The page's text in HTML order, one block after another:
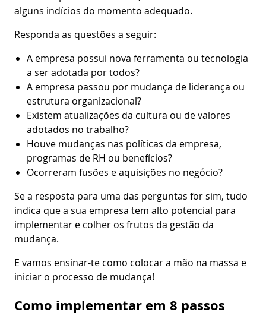
alguns indícios do momento adequado.
Responda as questões a seguir:
A empresa possui nova ferramenta ou tecnologia
a ser adotada por todos?
A empresa passou por mudança de liderança ou
estrutura organizacional?
Existem atualizações da cultura ou de valores
adotados no trabalho?
Houve mudanças nas políticas da empresa,
programas de RH ou benefícios?
Ocorreram fusões e aquisições no negócio?
Se a resposta para uma das perguntas for sim, tudo
indica que a sua empresa tem alto potencial para
implementar e colher os frutos da gestão da
mudança.
E vamos ensinar-te como colocar a mão na massa e
iniciar o processo de mudança!
Como implementar em 8 passos